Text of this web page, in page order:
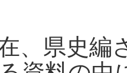
、県史編